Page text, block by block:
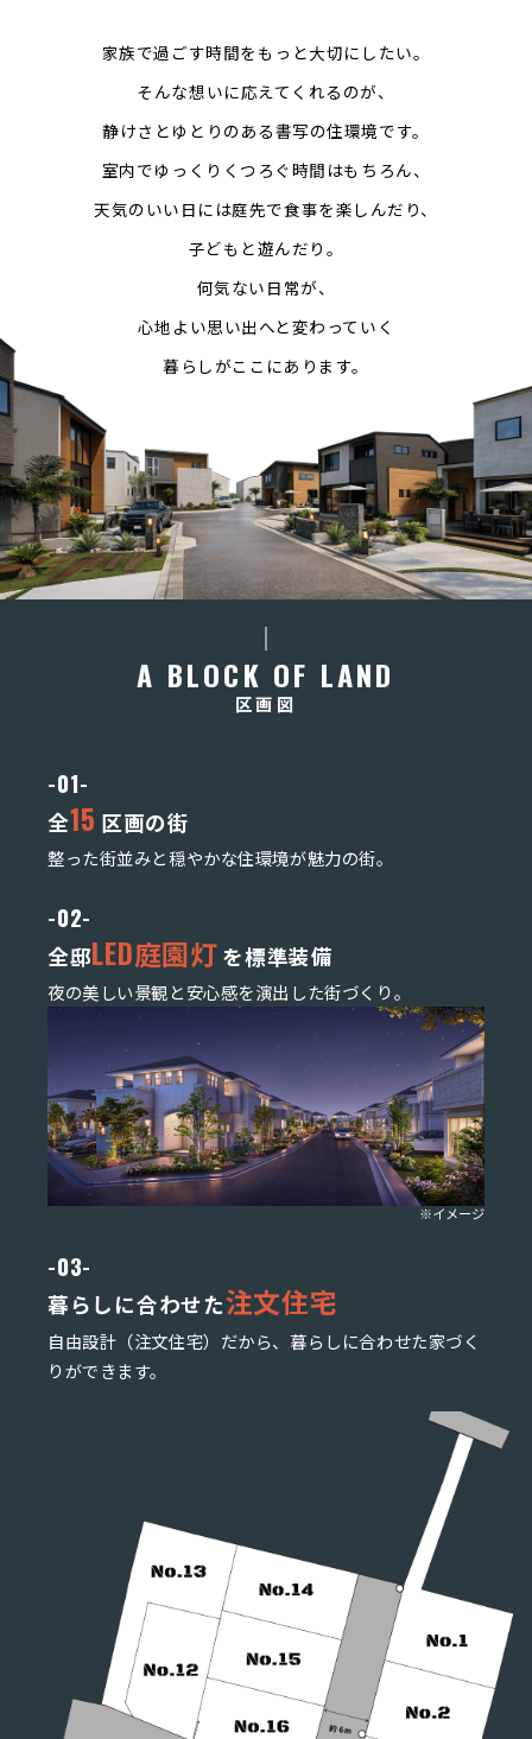
家族で過ごす時間をもっと大切にしたい。
そんな想いに応えてくれるのが、
静けさとゆとりのある書写の住環境です。
室内でゆっくりくつろぐ時間はもちろん、
天気のいい日には庭先で食事を楽しんだり、
子どもと遊んだり。
何気ない日常が、
心地よい思い出へと変わっていく
暮らしがここにあります。
A BLOCK OF LAND
区画図
-01-
全15 区画の街
整った街並みと穏やかな住環境が魅力の街。
-02-
全邸LED庭園灯を標準装備
夜の美しい景観と安心感を演出した街づくり。
※イメージ
-03-
暮らしに合わせた注文住宅
自由設計（注文住宅）だから、暮らしに合わせた家づく
りができます。